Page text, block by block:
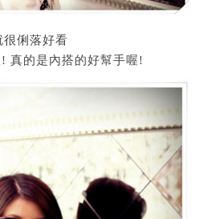
很俐落好看
真的是內搭的好幫手喔!